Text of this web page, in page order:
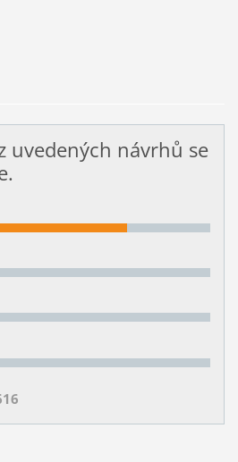
uvedených návrhů se